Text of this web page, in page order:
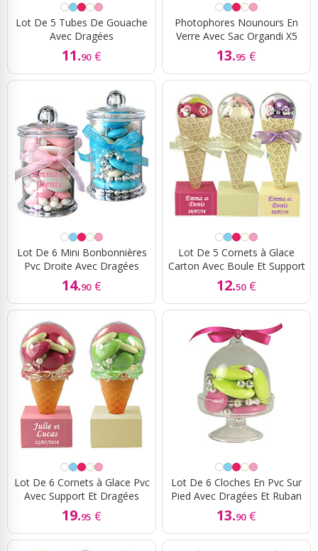
Lot De 5 Tubes De Gouache
Avec Dragées
11.90 €
Photophores Nounours En
Verre Avec Sac Organdi X5
13.95 €
Lot De 6 Mini Bonbonnières
Pvc Droite Avec Dragées
14.90 €
Lot De 5 Cornets à Glace
Carton Avec Boule Et Support
12.50 €
Lot De 6 Cornets à Glace Pvc
Avec Support Et Dragées
19.95 €
Lot De 6 Cloches En Pvc Sur
Pied Avec Dragées Et Ruban
13.90 €